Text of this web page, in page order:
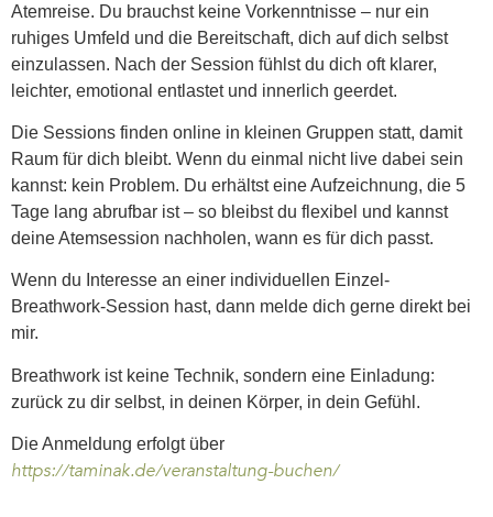
Atemreise. Du brauchst keine Vorkenntnisse – nur ein
ruhiges Umfeld und die Bereitschaft, dich auf dich selbst
einzulassen. Nach der Session fühlst du dich oft klarer,
leichter, emotional entlastet und innerlich geerdet.
Die Sessions finden online in kleinen Gruppen statt, damit
Raum für dich bleibt. Wenn du einmal nicht live dabei sein
kannst: kein Problem. Du erhältst eine Aufzeichnung, die 5
Tage lang abrufbar ist – so bleibst du flexibel und kannst
deine Atemsession nachholen, wann es für dich passt.
Wenn du Interesse an einer individuellen Einzel-
Breathwork-Session hast, dann melde dich gerne direkt bei
mir.
Breathwork ist keine Technik, sondern eine Einladung:
zurück zu dir selbst, in deinen Körper, in dein Gefühl.
Die Anmeldung erfolgt über
https://taminak.de/veranstaltung-buchen/